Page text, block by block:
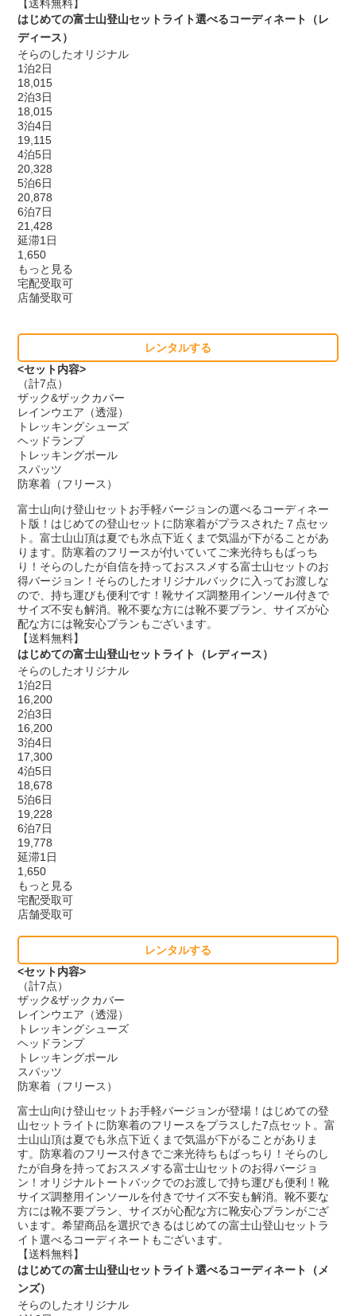
【送料無料】
はじめての富士山登山セットライト選べるコーディネート（レ
ディース）
そらのしたオリジナル
1泊2日
18,015
2泊3日
18,015
3泊4日
19,115
4泊5日
20,328
5泊6日
20,878
6泊7日
21,428
延滞1日
1,650
もっと見る
宅配受取可
店舗受取可
レンタルする
<セット内容>
（計7点）
ザック&ザックカバー
レインウエア（透湿）
トレッキングシューズ
ヘッドランプ
トレッキングポール
スパッツ
防寒着（フリース）
富士山向け登山セットお手軽バージョンの選べるコーディネー
ト版！はじめての登山セットに防寒着がプラスされた７点セッ
ト。富士山山頂は夏でも氷点下近くまで気温が下がることがあ
ります。防寒着のフリースが付いていてご来光待ちもばっち
り！そらのしたが自信を持っておススメする富士山セットのお
得バージョン！そらのしたオリジナルバックに入ってお渡しな
ので、持ち運びも便利です！靴サイズ調整用インソール付きで
サイズ不安も解消。靴不要な方には靴不要プラン、サイズが心
配な方には靴安心プランもございます。
【送料無料】
はじめての富士山登山セットライト（レディース）
そらのしたオリジナル
1泊2日
16,200
2泊3日
16,200
3泊4日
17,300
4泊5日
18,678
5泊6日
19,228
6泊7日
19,778
延滞1日
1,650
もっと見る
宅配受取可
店舗受取可
レンタルする
<セット内容>
（計7点）
ザック&ザックカバー
レインウエア（透湿）
トレッキングシューズ
ヘッドランプ
トレッキングポール
スパッツ
防寒着（フリース）
富士山向け登山セットお手軽バージョンが登場！はじめての登
山セットライトに防寒着のフリースをプラスした7点セット。富
士山山頂は夏でも氷点下近くまで気温が下がることがありま
す。防寒着のフリース付きでご来光待ちもばっちり！そらのし
たが自身を持っておススメする富士山セットのお得バージョ
ン！オリジナルトートバックでのお渡しで持ち運びも便利！靴
サイズ調整用インソールを付きでサイズ不安も解消。靴不要な
方には靴不要プラン、サイズが心配な方に靴安心プランがござ
います。希望商品を選択できるはじめての富士山登山セットラ
イト選べるコーディネートもございます。
【送料無料】
はじめての富士山登山セットライト選べるコーディネート（メ
ンズ）
そらのしたオリジナル